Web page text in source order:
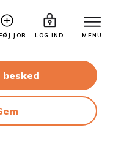
JOB LOG IND MENU
besked